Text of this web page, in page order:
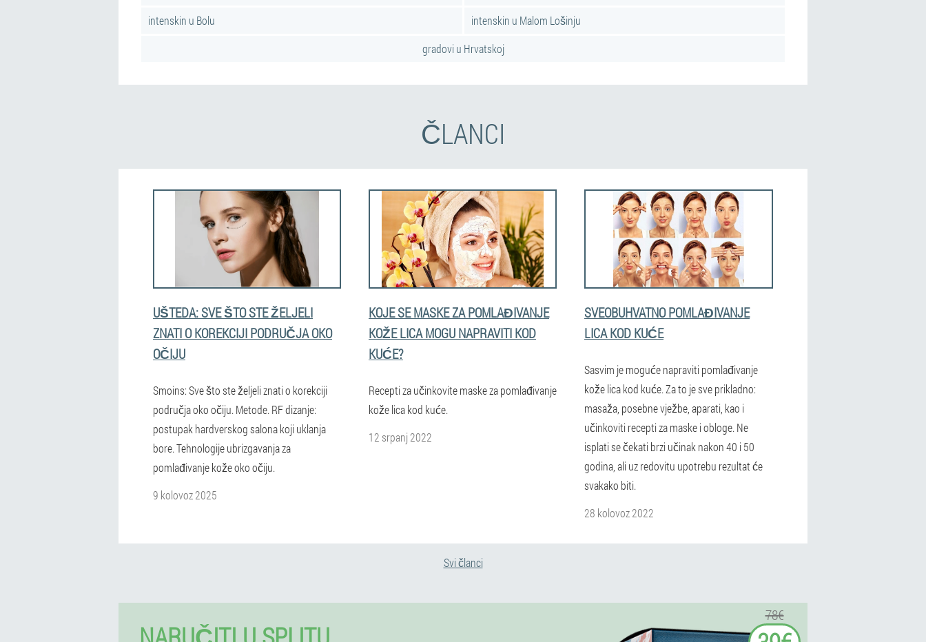
intenskin u Bolu
intenskin u Malom Lošinju
gradovi u Hrvatskoj
ČLANCI
UŠTEDA: SVE ŠTO STE ŽELJELI
ZNATI O KOREKCIJI PODRUČJA OKO
OČIJU
Smoins: Sve što ste željeli znati o korekciji
područja oko očiju. Metode. RF dizanje:
postupak hardverskog salona koji uklanja
bore. Tehnologije ubrizgavanja za
pomlađivanje kože oko očiju.
9 kolovoz 2025
KOJE SE MASKE ZA POMLAĐIVANJE
KOŽE LICA MOGU NAPRAVITI KOD
KUĆE?
Recepti za učinkovite maske za pomlađivanje
kože lica kod kuće.
12 srpanj 2022
SVEOBUHVATNO POMLAĐIVANJE
LICA KOD KUĆE
Sasvim je moguće napraviti pomlađivanje
kože lica kod kuće. Za to je sve prikladno:
masaža, posebne vježbe, aparati, kao i
učinkoviti recepti za maske i obloge. Ne
isplati se čekati brzi učinak nakon 40 i 50
godina, ali uz redovitu upotrebu rezultat će
svakako biti.
28 kolovoz 2022
Svi članci
78€